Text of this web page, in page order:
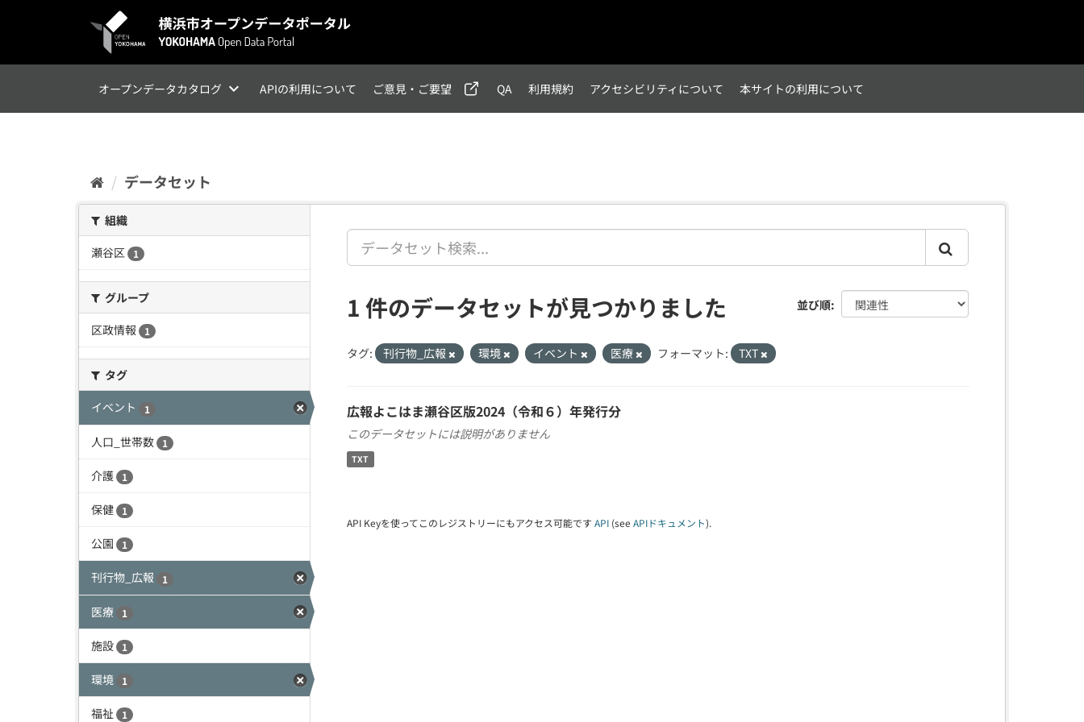
オープンデータカタログ APIの利用について ご意見・ご要望 QA 利用規約 アクセシビリティについて 本サイトの利用について
データセット
組織
瀬谷区
1
グループ
区政情報
1
タグ
イベント
1
人口_世帯数 1
介護 1
保健 1
公園 1
刊行物_広報 1
医療 1
施設 1
環境 1
福祉 1
並び順
1 件のデータセットが見つかりました
タグ: 刊行物_広報 環境 イベント 医療 フォーマット: TXT
広報よこはま瀬谷区版2024（令和６）年発行分
このデータセットには説明がありません
TXT
API Keyを使ってこのレジストリーにもアクセス可能です API (see APIドキュメント).